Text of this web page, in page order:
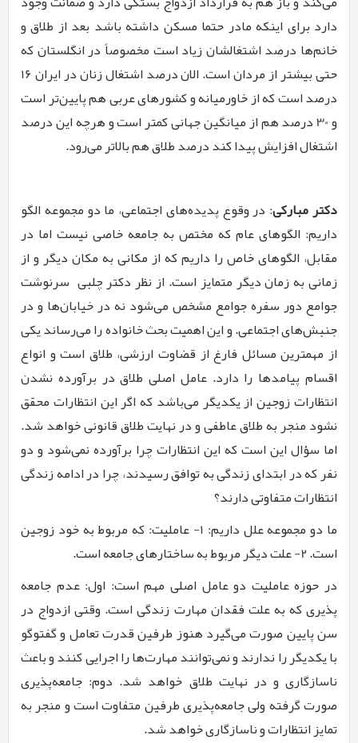
دارد برای اینکه مادر حتما مسکن داشته باشد بعد از طلاق و
خانم­‌ها درصد اشتغال­شان زیاد است مخصوصاً در انگلستان که
حتی بیش­تر از مردان است. الان درصد اشتغال زنان در ایران 16
درصد است که از خاورمیانه و کشورهای عربی هم پایین‌­تر است
و 30 درصد هم از میانگین جهانی کم­تر است و هرچه این درصد
اشتغال افزایش پیدا کند درصد طلاق هم بالاتر می‌­رود.
دکتر مبارکی: در وقوع پدیده‌­های اجتماعی، ما دو مجموعه الگو
داریم: الگوهای عام که مختص به جامعه خاصی نیست اما در
مقابل، الگوهای خاص را داریم که از مکانی به مکان دیگر و از
زمانی به زمان دیگر متمایز است. از نظر دکتر چلبی سرنوشت
جوامع دور سفره جوامع مشخص می­‌شود نه در خیابان­‌ها و در
جنبش­‌های اجتماعی. و این اهمیت بحث خانواده را می­‌رساند یکی
از مهم­ترین مسائل فارغ از قضاوت ارزشی، طلاق است و انواع
اقسام پیامدها را دارد. عامل اصلی طلاق در برآورده نشدن
انتظارات زوجین از یک­دیگر می‌باشد که اگر این انتظارات محقق
نشود منجر به طلاق عاطفی و در نهایت طلاق قانونی خواهد شد.
اما سؤال این است که این انتظارات چرا برآورده نمی‌­شود و دو
نفر که در ابتدای زندگی به توافق رسیدند، چرا در ادامه زندگی
انتظارات متفاوتی دارند؟
ما دو مجموعه علل داریم: 1- عاملیت: که مربوط به خود زوجین
است. 2- علت دیگر مربوط به ساختارهای جامعه است.
در حوزه عاملیت دو عامل اصلی مهم است: اول: عدم جامعه­‌
پذیری که به علت فقدان مهارت زندگی است. وقتی ازدواج در
سن پایین صورت می‌­گیرد هنوز طرفین قدرت تعامل و گفت­وگو
با یکدیگر را ندارند و نمی‌­توانند مهارت­‌ها را اجرایی کنند و باعث
ناسازگاری و در نهایت طلاق خواهد شد. دوم: جامعه‌­پذیری
صورت گرفته ولی جامعه­‌پذیری طرفین متفاوت است و منجر به
تمایز انتظارات و ناسازگاری خواهد شد.